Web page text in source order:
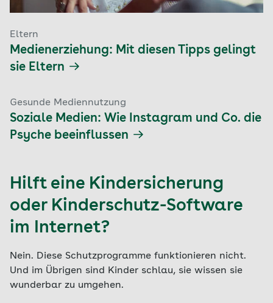
Eltern
Medienerziehung: Mit diesen Tipps gelingt
sie Eltern
Gesunde Mediennutzung
Soziale Medien: Wie Instagram und Co. die
Psyche beeinflussen
Hilft eine Kindersicherung
oder Kinderschutz-Software
im Internet?
Nein. Diese Schutzprogramme funktionieren nicht.
Und im Übrigen sind Kinder schlau, sie wissen sie
wunderbar zu umgehen.